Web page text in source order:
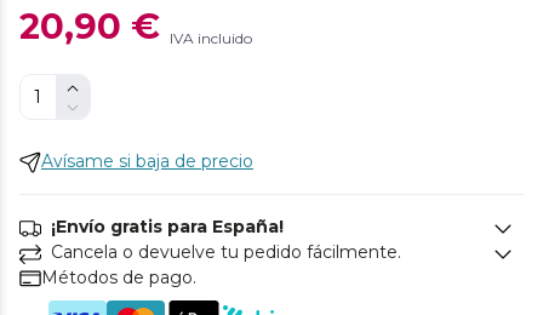
20,90 € IVA incluido
Avísame si baja de precio
¡Envío gratis para España!
Cancela o devuelve tu pedido fácilmente.
Métodos de pago.